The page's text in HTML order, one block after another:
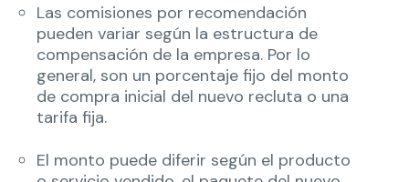
Las comisiones por recomendación
pueden variar según la estructura de
compensación de la empresa. Por lo
general, son un porcentaje fijo del monto
de compra inicial del nuevo recluta o una
tarifa fija.
El monto puede diferir según el producto